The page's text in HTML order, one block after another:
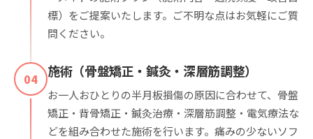
標）をご提案いたします。ご不明な点はお気軽にご質
問ください。
04 施術（骨盤矯正・鍼灸・深層筋調整）
お一人おひとりの半月板損傷の原因に合わせて、骨盤
矯正・背骨矯正・鍼灸治療・深層筋調整・電気療法な
どを組み合わせた施術を行います。痛みの少ないソフ